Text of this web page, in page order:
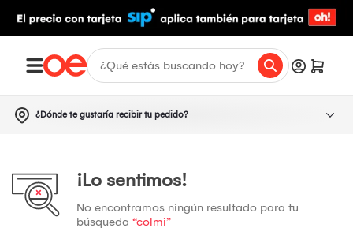
¿Dónde te gustaría recibir tu pedido?
¡Lo sentimos!
No encontramos ningún resultado para tu
búsqueda “colmi”